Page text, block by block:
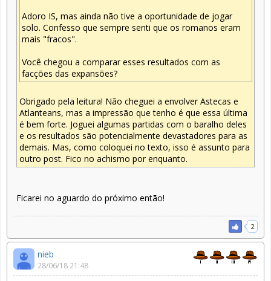
Adoro IS, mas ainda não tive a oportunidade de jogar
solo. Confesso que sempre senti que os romanos eram
mais "fracos".
Você chegou a comparar esses resultados com as
facções das expansões?
Obrigado pela leitura! Não cheguei a envolver Astecas e
Atlanteans, mas a impressão que tenho é que essa última
é bem forte. Joguei algumas partidas com o baralho deles
e os resultados são potencialmente devastadores para as
demais. Mas, como coloquei no texto, isso é assunto para
outro post. Fico no achismo por enquanto.
Ficarei no aguardo do próximo então!
2
nieb
28/06/18 21:48